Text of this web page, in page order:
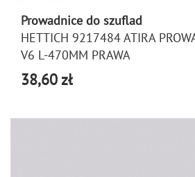
Prowadnice do szuflad
HETTICH 9217484 ATIRA
V6 L-470MM PRAWA
38,60 zł